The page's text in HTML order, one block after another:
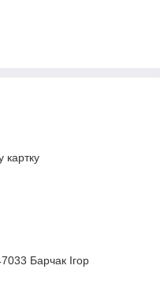
картку
Барчак Ігор